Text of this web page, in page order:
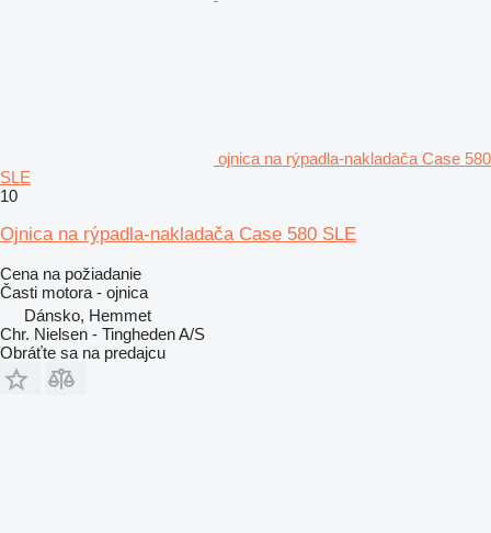
ojnica na rýpadla-nakladača Case 580
SLE
10
Ojnica na rýpadla-nakladača Case 580 SLE
Cena na požiadanie
Časti motora - ojnica
Dánsko, Hemmet
Chr. Nielsen - Tingheden A/S
Obráťte sa na predajcu